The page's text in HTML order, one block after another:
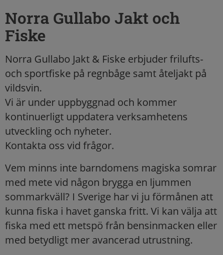
Norra Gullabo Jakt och
Fiske
Norra Gullabo Jakt & Fiske erbjuder frilufts-
och sportfiske på regnbåge samt åteljakt på
vildsvin.
Vi är under uppbyggnad och kommer
kontinuerligt uppdatera verksamhetens
utveckling och nyheter.
Kontakta oss vid frågor.
Vem minns inte barndomens magiska somrar
med mete vid någon brygga en ljummen
sommarkväll? I Sverige har vi ju förmånen att
kunna fiska i havet ganska fritt. Vi kan välja att
fiska med ett metspö från bensinmacken eller
med betydligt mer avancerad utrustning.